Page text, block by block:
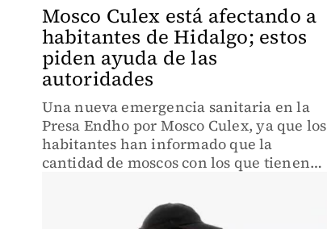
Mosco Culex está afectando a
habitantes de Hidalgo; estos
piden ayuda de las
autoridades
Una nueva emergencia sanitaria en la
Presa Endho por Mosco Culex, ya que los
habitantes han informado que la
cantidad de moscos con los que tienen
tipo de mosco está afectando a los
animales de la localidad.